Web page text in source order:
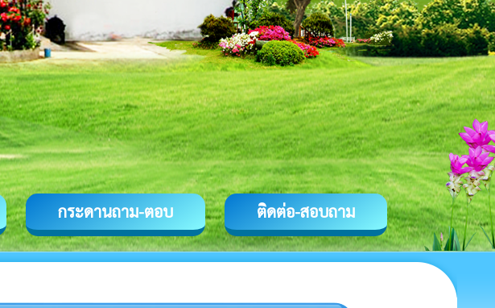
กระดานถาม-ตอบ ติดต่อ-สอบถาม